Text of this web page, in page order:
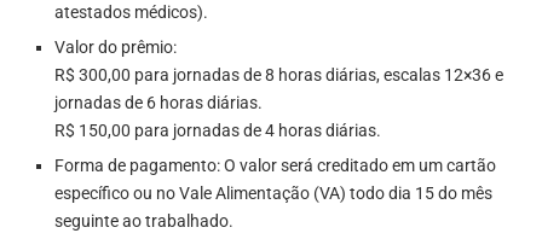
atestados médicos).
Valor do prêmio:
R$ 300,00 para jornadas de 8 horas diárias, escalas 12×36 e
jornadas de 6 horas diárias.
R$ 150,00 para jornadas de 4 horas diárias.
Forma de pagamento: O valor será creditado em um cartão
específico ou no Vale Alimentação (VA) todo dia 15 do mês
seguinte ao trabalhado.